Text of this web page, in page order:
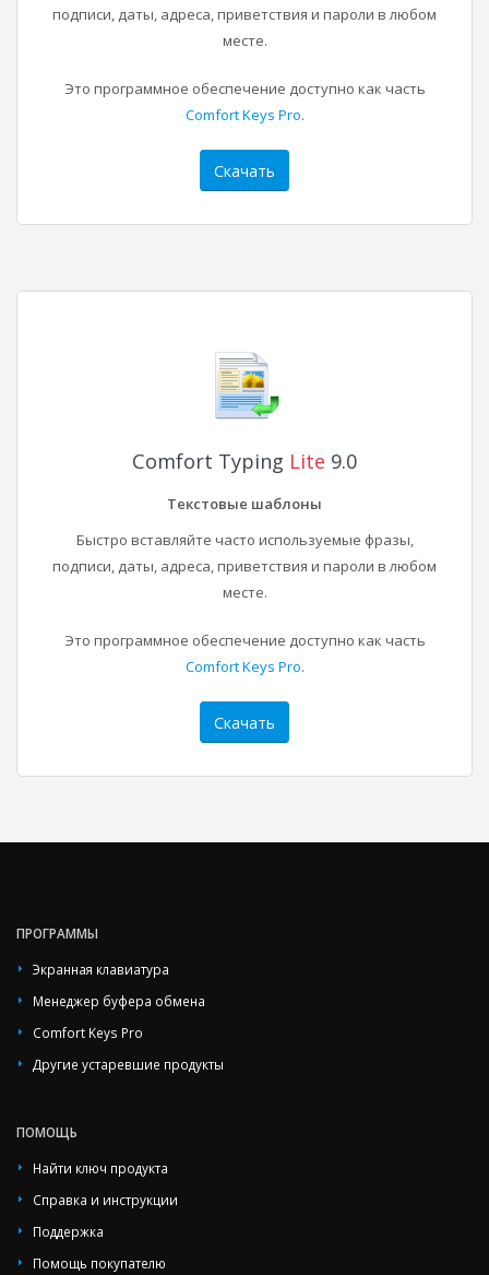
подписи, даты, адреса, приветствия и пароли в любом
месте.
Это программное обеспечение доступно как часть
Comfort Keys Pro.
Скачать
Comfort Typing Lite 9.0
Текстовые шаблоны
Быстро вставляйте часто используемые фразы,
подписи, даты, адреса, приветствия и пароли в любом
месте.
Это программное обеспечение доступно как часть
Comfort Keys Pro.
Скачать
ПРОГРАММЫ
Экранная клавиатура
Менеджер буфера обмена
Comfort Keys Pro
Другие устаревшие продукты
ПОМОЩЬ
Найти ключ продукта
Справка и инструкции
Поддержка
Помощь покупателю